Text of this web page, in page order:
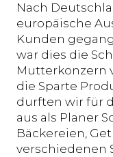
Nach
europäische
Kunden
war dies die
Mutterkonzern
die Sparte
durften wir für
aus als Planer
Bäckereien,
verschiedenen